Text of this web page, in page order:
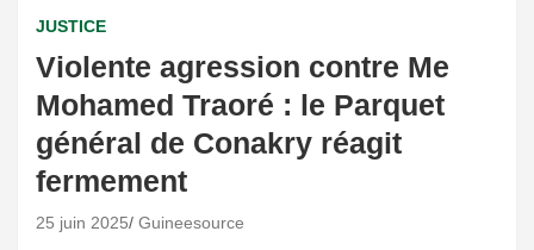
JUSTICE
Violente agression contre Me
Mohamed Traoré : le Parquet
général de Conakry réagit
fermement
25 juin 2025 Guineesource